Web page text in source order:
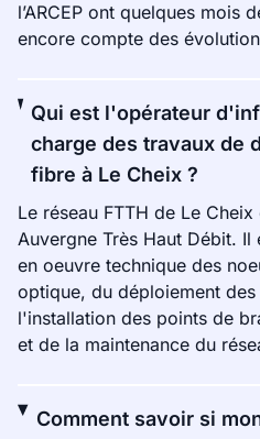
l’ARCEP ont quelques mois
encore compte des
Qui est l'opérateur
charge des travaux de
fibre à Le Cheix ?
Le réseau FTTH de Le
Auvergne Très Haut Débit.
en oeuvre technique des
optique, du déploiement
l'installation des points de
et de la maintenance du
Comment savoir si